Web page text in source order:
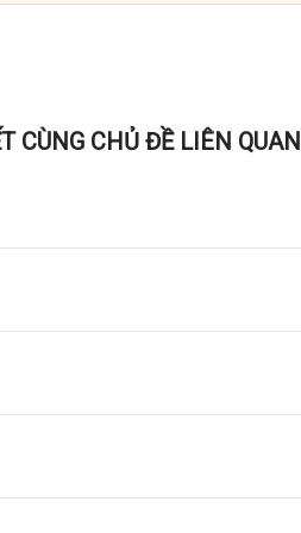
CÙNG CHỦ ĐỀ LIÊN QUAN